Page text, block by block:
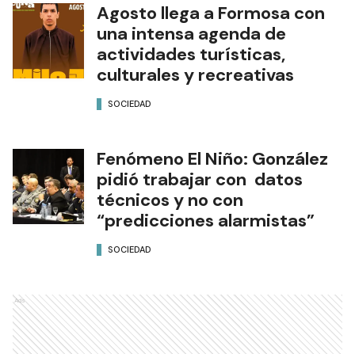
Agosto llega a Formosa con
una intensa agenda de
actividades turísticas,
culturales y recreativas
SOCIEDAD
Fenómeno El Niño: González
pidió trabajar con datos
técnicos y no con
“predicciones alarmistas”
SOCIEDAD
Ads